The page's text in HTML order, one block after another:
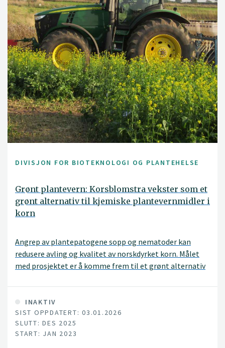
DIVISJON FOR BIOTEKNOLOGI OG PLANTEHELSE
Grønt plantevern: Korsblomstra vekster som et
grønt alternativ til kjemiske plantevernmidler i
korn
Angrep av plantepatogene sopp og nematoder kan
redusere avling og kvalitet av norskdyrket korn. Målet
med prosjektet er å komme frem til et grønt alternativ
skadegjørere i norsk korn. Vi forventer å identifisere
korsblomstra vekster som har potensiale til å redusere
overlevelse av plantepatogene sopper og nematoder i
jord/planterester dersom de brukes som
fangvekst/ettervekst i norskdyrket korn.
INAKTIV
SIST OPPDATERT: 03.01.2026
SLUTT: DES 2025
START: JAN 2023